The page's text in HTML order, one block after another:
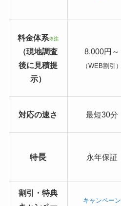
料金体系※注
（現地調査
後に見積提
示）
8,000円～
（WEB割引）
対応の速さ 最短30分
特長 永年保証
割引・特典
キャンペーン